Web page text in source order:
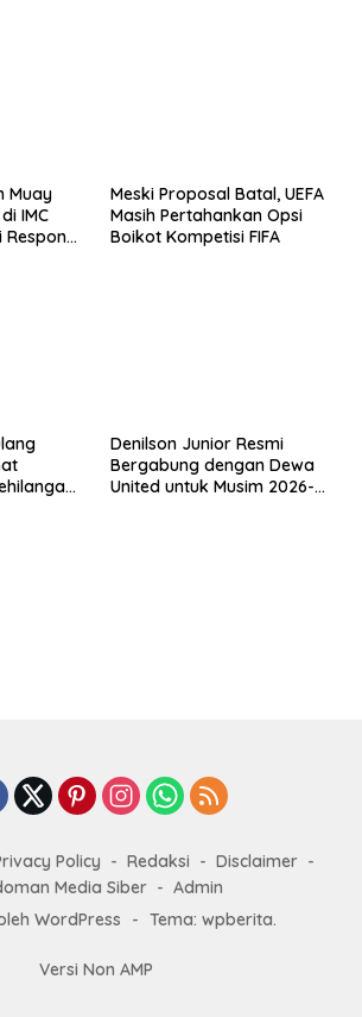
Muay
IMC
Respons
Meski Proposal Batal, UEFA
Masih Pertahankan Opsi
Boikot Kompetisi FIFA
Denilson Junior Resmi
Bergabung dengan Dewa
United untuk Musim 2026-
Policy Redaksi
Disclaimer
Media Siber
Admin
WordPress
- Tema: wpberita.
Versi Non AMP